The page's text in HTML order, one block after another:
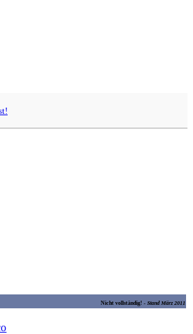
Nicht vollständig! - Stand März 2011